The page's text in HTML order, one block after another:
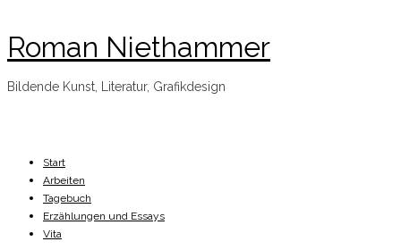
Roman Niethammer
Bildende Kunst, Literatur, Grafikdesign
Start
Arbeiten
Tagebuch
Erzählungen und Essays
Vita